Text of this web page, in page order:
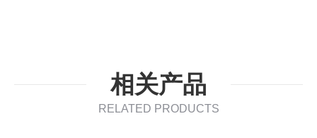
相关产品
RELATED PRODUCTS